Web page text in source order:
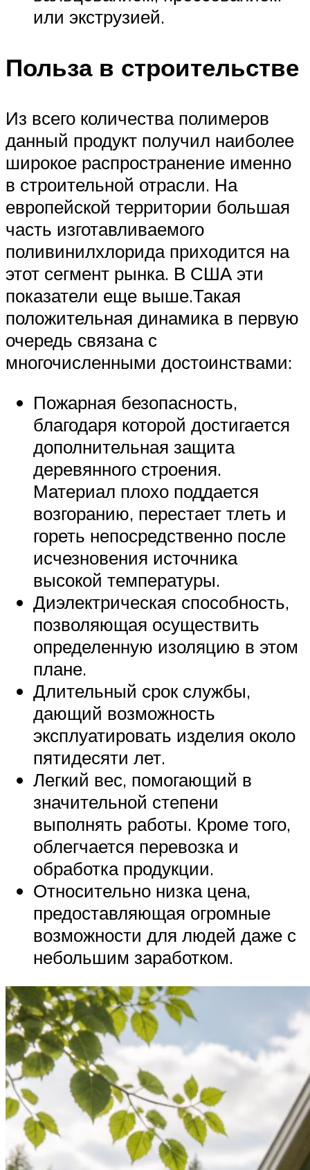
или экструзией.
Польза в строительстве
Из всего количества полимеров
данный продукт получил наиболее
широкое распространение именно
в строительной отрасли. На
европейской территории большая
часть изготавливаемого
поливинилхлорида приходится на
этот сегмент рынка. В США эти
показатели еще выше.Такая
положительная динамика в первую
очередь связана с
многочисленными достоинствами:
Пожарная безопасность,
благодаря которой достигается
дополнительная защита
деревянного строения.
Материал плохо поддается
возгоранию, перестает тлеть и
гореть непосредственно после
исчезновения источника
высокой температуры.
Диэлектрическая способность,
позволяющая осуществить
определенную изоляцию в этом
плане.
Длительный срок службы,
дающий возможность
эксплуатировать изделия около
пятидесяти лет.
Легкий вес, помогающий в
значительной степени
выполнять работы. Кроме того,
облегчается перевозка и
обработка продукции.
Относительно низка цена,
предоставляющая огромные
возможности для людей даже с
небольшим заработком.